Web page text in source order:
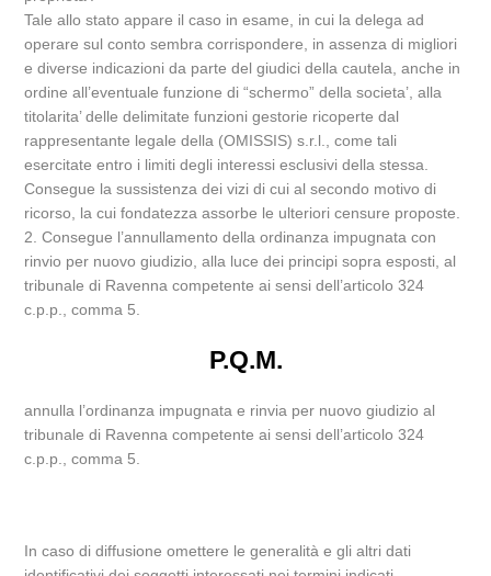
Tale allo stato appare il caso in esame, in cui la delega ad
operare sul conto sembra corrispondere, in assenza di migliori
e diverse indicazioni da parte del giudici della cautela, anche in
ordine all’eventuale funzione di “schermo” della societa’, alla
titolarita’ delle delimitate funzioni gestorie ricoperte dal
rappresentante legale della (OMISSIS) s.r.l., come tali
esercitate entro i limiti degli interessi esclusivi della stessa.
Consegue la sussistenza dei vizi di cui al secondo motivo di
ricorso, la cui fondatezza assorbe le ulteriori censure proposte.
2. Consegue l’annullamento della ordinanza impugnata con
rinvio per nuovo giudizio, alla luce dei principi sopra esposti, al
tribunale di Ravenna competente ai sensi dell’articolo 324
c.p.p., comma 5.
P.Q.M.
annulla l’ordinanza impugnata e rinvia per nuovo giudizio al
tribunale di Ravenna competente ai sensi dell’articolo 324
c.p.p., comma 5.
In caso di diffusione omettere le generalità e gli altri dati